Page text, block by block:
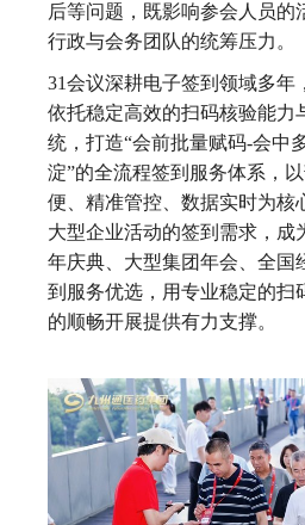
后等问题，既影响参会人员的
行政与会务团队的统筹压力。
31会议深耕电子签到领域多年
依托稳定高效的扫码核验能力
统，打造“会前批量赋码-会中
淀”的全流程签到服务体系，
便、精准管控、数据实时为核
大型企业活动的签到需求，成
年庆典、大型集团年会、全国
到服务优选，用专业稳定的扫
的顺畅开展提供有力支撑。